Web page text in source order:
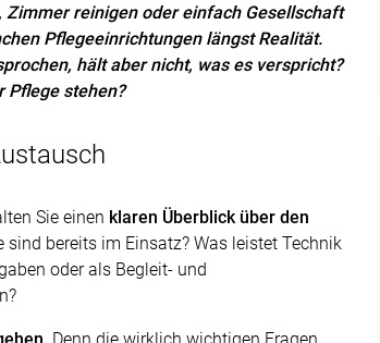
reinigen oder einfach Gesellschaft
Pflegeeinrichtungen längst Realität.
hält aber nicht, was es verspricht?
Pflege stehen?
Sie einen klaren Überblick über den
sind bereits im Einsatz? Was leistet Technik
oder als Begleit- und